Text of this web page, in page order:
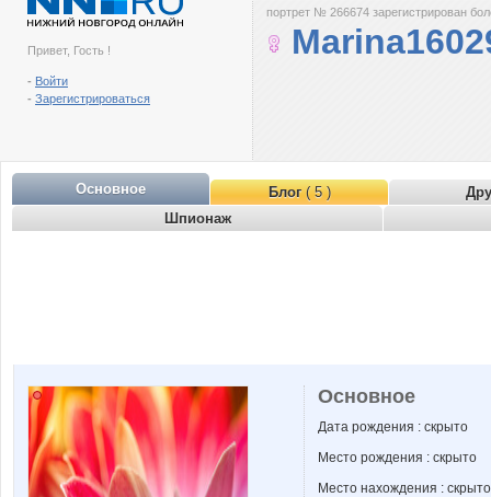
Привет, Гость !
- Войти
- Зарегистрироваться
портрет № 266674 зарегистрирован
Основное Блог( 5 )
Шпионаж
Основное
Дата рождения : скрыто
Место рождения : скрыто
Место нахождения : скрыто